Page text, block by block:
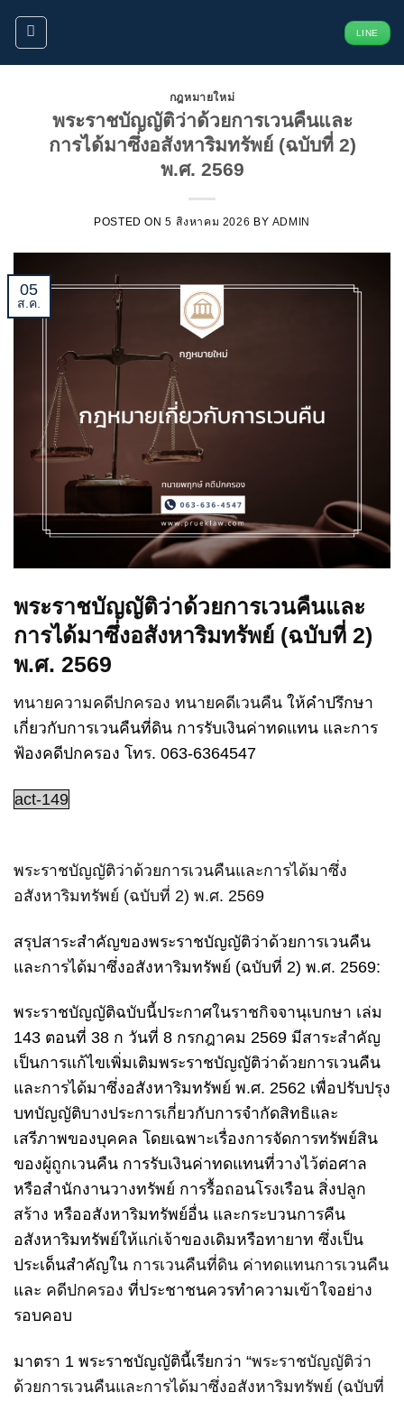
ข้าม
ยัง
LINE
กฎหมายใหม่
พระราชบัญญัติว่าด้วยการเวนคืนและ
การได้มาซึ่งอสังหาริมทรัพย์ (ฉบับที่ 2)
พ.ศ. 2569
POSTED ON5 สิงหาคม 2026 BY ADMIN
05
ส.ค.
พระราชบัญญัติว่าด้วยการเวนคืนและ
การได้มาซึ่งอสังหาริมทรัพย์ (ฉบับที่ 2)
พ.ศ. 2569
ทนายความคดีปกครอง ทนายคดีเวนคืน ให้คำปรึกษา
เกี่ยวกับการเวนคืนที่ดิน การรับเงินค่าทดแทน และการ
ฟ้องคดีปกครอง โทร. 063-6364547
act-149
พระราชบัญญัติว่าด้วยการเวนคืนและการได้มาซึ่ง
อสังหาริมทรัพย์ (ฉบับที่ 2) พ.ศ. 2569
สรุปสาระสำคัญของพระราชบัญญัติว่าด้วยการเวนคืน
และการได้มาซึ่งอสังหาริมทรัพย์ (ฉบับที่ 2) พ.ศ. 2569:
พระราชบัญญัติฉบับนี้ประกาศในราชกิจจานุเบกษา เล่ม
143 ตอนที่ 38 ก วันที่ 8 กรกฎาคม 2569 มีสาระสำคัญ
เป็นการแก้ไขเพิ่มเติมพระราชบัญญัติว่าด้วยการเวนคืน
และการได้มาซึ่งอสังหาริมทรัพย์ พ.ศ. 2562 เพื่อปรับปรุง
บทบัญญัติบางประการเกี่ยวกับการจำกัดสิทธิและ
เสรีภาพของบุคคล โดยเฉพาะเรื่องการจัดการทรัพย์สิน
ของผู้ถูกเวนคืน การรับเงินค่าทดแทนที่วางไว้ต่อศาล
หรือสำนักงานวางทรัพย์ การรื้อถอนโรงเรือน สิ่งปลูก
สร้าง หรืออสังหาริมทรัพย์อื่น และกระบวนการคืน
อสังหาริมทรัพย์ให้แก่เจ้าของเดิมหรือทายาท ซึ่งเป็น
ประเด็นสำคัญใน การเวนคืนที่ดิน ค่าทดแทนการเวนคืน
และ คดีปกครอง ที่ประชาชนควรทำความเข้าใจอย่าง
รอบคอบ
มาตรา 1 พระราชบัญญัตินี้เรียกว่า “พระราชบัญญัติว่า
ด้วยการเวนคืนและการได้มาซึ่งอสังหาริมทรัพย์ (ฉบับที่